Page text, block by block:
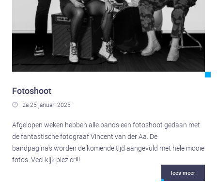
Fotoshoot
 za 25 januari 2025
Afgelopen weken hebben alle bands een fotoshoot gedaan met
de fantastische fotograaf Vincent van der Aa. De
bandpagina's worden de komende tijd aangevuld met hele mooie
foto's. Veel kijk plezier!!!
lees meer